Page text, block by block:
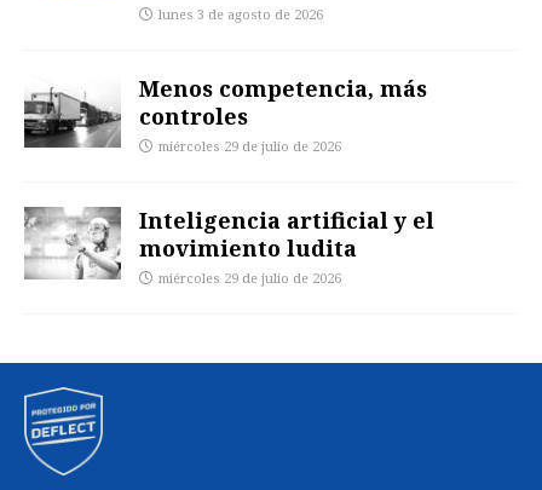
lunes 3 de agosto de 2026
Menos competencia, más
controles
miércoles 29 de julio de 2026
Inteligencia artificial y el
movimiento ludita
miércoles 29 de julio de 2026